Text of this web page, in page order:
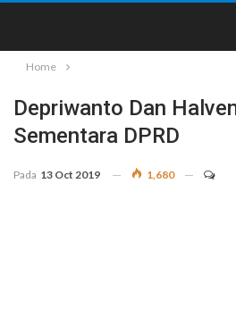
Home
Depriwanto Dan
Sementara DPRD
Pada 13 Oct 2019 1,680